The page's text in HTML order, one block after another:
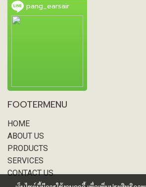
pang_earsair
FOOTERMENU
HOME
ABOUT US
PRODUCTS
SERVICES
CONTACT US